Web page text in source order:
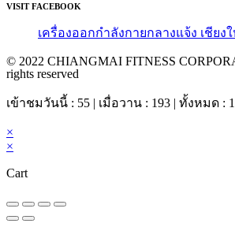
VISIT FACEBOOK
เครื่องออกกำลังกายกลางแจ้ง เชียง
© 2022 CHIANGMAI FITNESS
rights reserved
เข้าชมวันนี้ : 55 | เมื่อวาน : 193 | ทั้งหมด :
×
×
Cart